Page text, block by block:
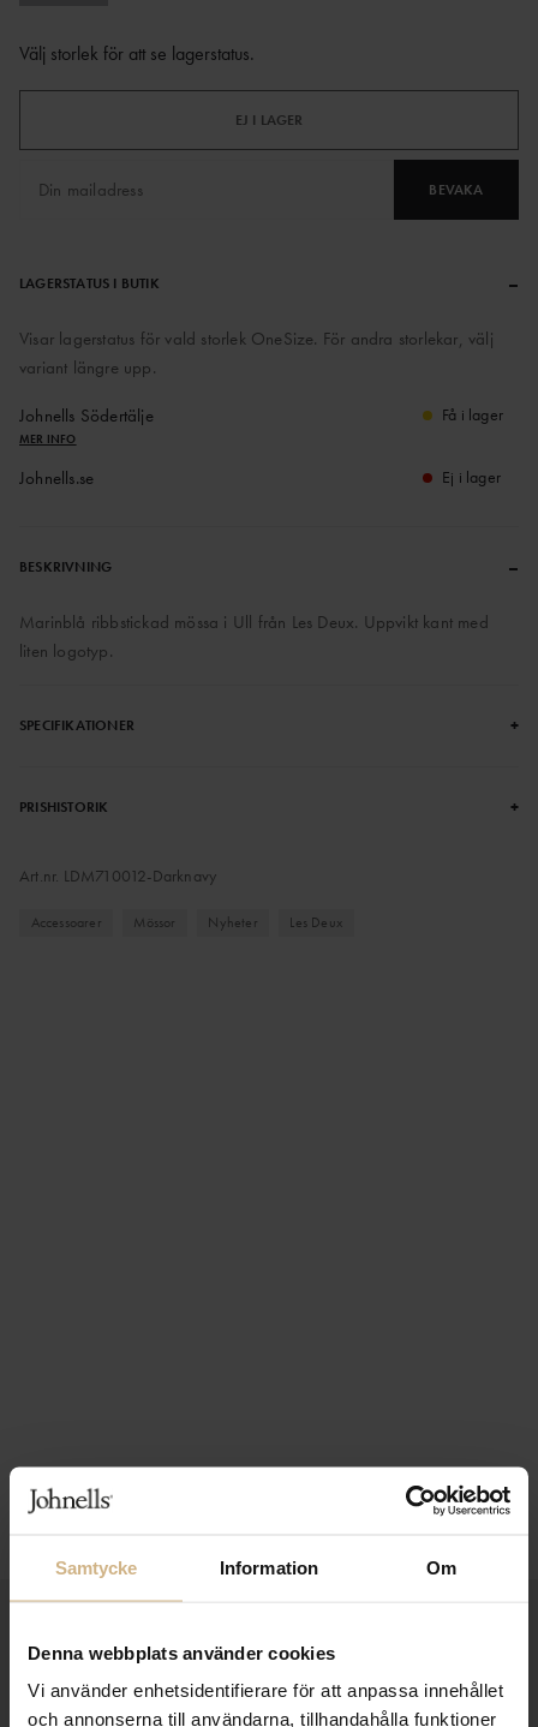
Samtycke Information Om
Denna webbplats använder cookies
Vi använder enhetsidentifierare för att anpassa innehållet
och annonserna till användarna, tillhandahålla funktioner
Välj storlek för att se lagerstatus.
EJ I LAGER
BEVAKA
LAGERSTATUS I BUTIK –
Visar lagerstatus för vald storlek OneSize. För andra storlekar, välj
variant längre upp.
Johnells Södertälje
MER INFO
Få i lager
Johnells.se Ej i lager
BESKRIVNING –
Marinblå ribbstickad mössa i Ull från Les Deux. Uppvikt kant med
liten logotyp.
SPECIFIKATIONER +
PRISHISTORIK +
Art.nr. LDM710012-Darknavy
Accessoarer Mössor Nyheter Les Deux
SAMLA BONUS I KUNDKLUBBEN